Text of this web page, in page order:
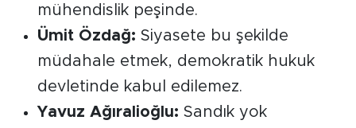
mühendislik peşinde.
Ümit Özdağ: Siyasete bu şekilde
müdahale etmek, demokratik hukuk
devletinde kabul edilemez.
Yavuz Ağıralioğlu: Sandık yok